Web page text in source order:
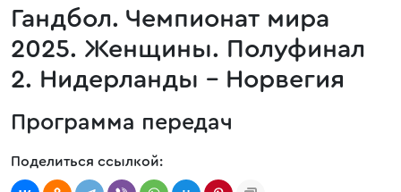
Гандбол. Чемпионат мира
2025. Женщины. Полуфинал
2. Нидерланды - Норвегия
Программа передач
Поделиться ссылкой: